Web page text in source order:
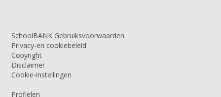
SchoolBANK Gebruiksvoorwaarden
Privacy-en cookiebeleid
Copyright
Disclaimer
Cookie-instellingen
Profielen